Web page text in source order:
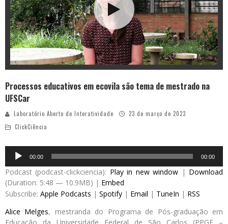
Processos educativos em ecovila são tema de mestrado na
UFSCar
Laboratório Aberto de Interatividade
23 de março de 2023
ClickCiência
Audio
Player
00:00 00:00
Podcast (podcast-clickciencia): Play in new window | Download
(Duration: 5:48 — 10.9MB) | Embed
Subscribe: Apple Podcasts | Spotify | Email | TuneIn | RSS
Alice Melges, mestranda do Programa de Pós-graduação em
Educação da Universidade Federal de São Carlos (PPGE –